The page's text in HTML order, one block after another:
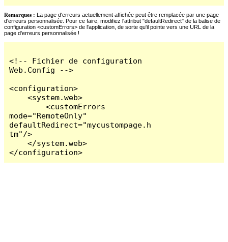
Remarques : La page d'erreurs actuellement affichée peut être remplacée par une page
d'erreurs personnalisée. Pour ce faire, modifiez l'attribut "defaultRedirect" de la balise de
configuration <customErrors> de l'application, de sorte qu'il pointe vers une URL de la
page d'erreurs personnalisée !
<!-- Fichier de configuration
Web.Config -->
<configuration>
    <system.web>
        <customErrors
mode="RemoteOnly"
defaultRedirect="mycustompage.h
tm"/>
    </system.web>
</configuration>